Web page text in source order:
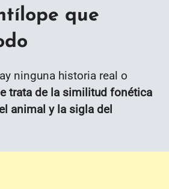
que
ninguna historia real o
trata de la similitud fonética
animal y la sigla del